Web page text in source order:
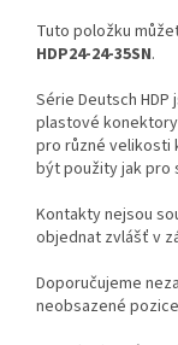
Tuto položku
HDP24-24-35SN.
Série Deutsch
plastové
pro různé velikosti
být použity jak pro
Kontakty nejsou
objednat zvlášť v
Doporučujeme
neobsazené